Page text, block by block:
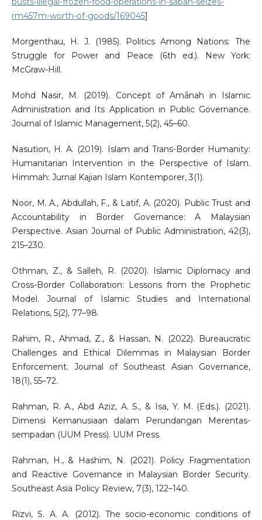
rm457m-worth-of-goods/169045]
Morgenthau, H. J. (1985). Politics Among Nations: The
Struggle for Power and Peace (6th ed.). New York:
McGraw-Hill.
Mohd Nasir, M. (2019). Concept of Amānah in Islamic
Administration and Its Application in Public Governance.
Journal of Islamic Management, 5(2), 45–60.
Nasution, H. A. (2019). Islam and Trans-Border Humanity:
Humanitarian Intervention in the Perspective of Islam.
Himmah: Jurnal Kajian Islam Kontemporer, 3(1).
Noor, M. A., Abdullah, F., & Latif, A. (2020). Public Trust and
Accountability in Border Governance: A Malaysian
Perspective. Asian Journal of Public Administration, 42(3),
215–230.
Othman, Z., & Salleh, R. (2020). Islamic Diplomacy and
Cross-Border Collaboration: Lessons from the Prophetic
Model. Journal of Islamic Studies and International
Relations, 5(2), 77–98.
Rahim, R., Ahmad, Z., & Hassan, N. (2022). Bureaucratic
Challenges and Ethical Dilemmas in Malaysian Border
Enforcement. Journal of Southeast Asian Governance,
18(1), 55–72.
Rahman, R. A., Abd Aziz, A. S., & Isa, Y. M. (Eds.). (2021).
Dimensi Kemanusiaan dalam Perundangan Merentas-
sempadan (UUM Press). UUM Press.
Rahman, H., & Hashim, N. (2021). Policy Fragmentation
and Reactive Governance in Malaysian Border Security.
Southeast Asia Policy Review, 7(3), 122–140.
Rizvi, S. A. A. (2012). The socio-economic conditions of